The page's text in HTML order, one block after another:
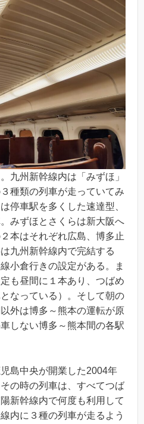
九州新幹線内は「みずほ」
種類の列車が走っていてみ
停車駅を多くした速達型、
みずほとさくらは新大阪へ
本はそれぞれ広島、博多止
九州新幹線内で完結する
小倉行きの設定がある。ま
も昼間に１本あり、つばめ
なっている）。そして朝の
外は博多～熊本の運転が原
しない博多～熊本間の各駅
島中央が開業した2004年
の時の列車は、すべてつば
新幹線内で何度も利用して
内に３種の列車が走るよう